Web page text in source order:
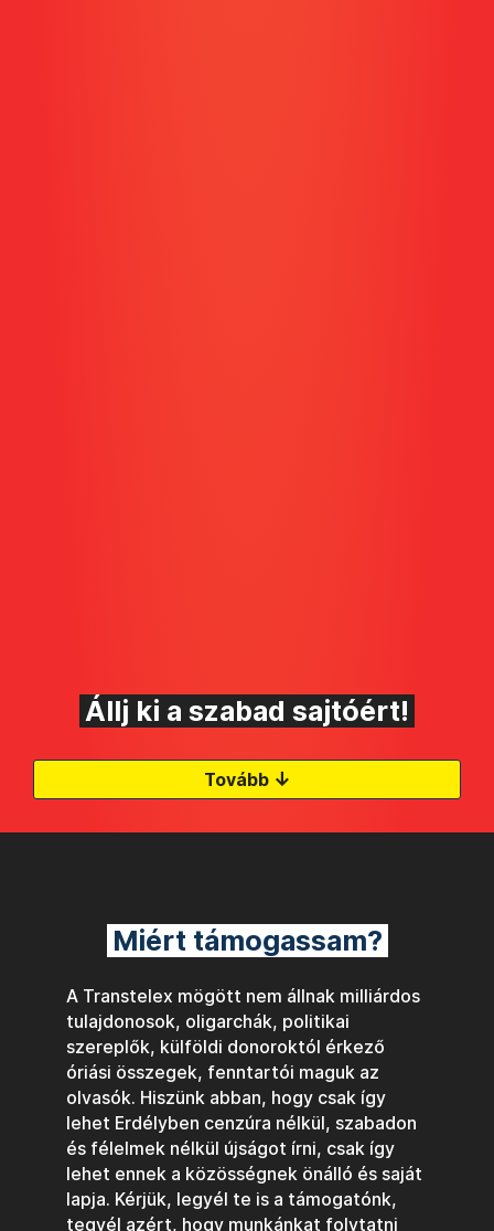
Állj ki a szabad sajtóért!
Tovább ↓
Miért támogassam?
A Transtelex mögött nem állnak milliárdos
tulajdonosok, oligarchák, politikai
szereplők, külföldi donoroktól érkező
óriási összegek, fenntartói maguk az
olvasók. Hiszünk abban, hogy csak így
lehet Erdélyben cenzúra nélkül, szabadon
és félelmek nélkül újságot írni, csak így
lehet ennek a közösségnek önálló és saját
lapja. Kérjük, legyél te is a támogatónk,
tegyél azért, hogy munkánkat folytatni